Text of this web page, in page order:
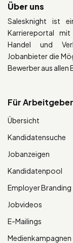
Über uns
Salesknight ist
Karriereportal
Handel und
Jobanbieter die
Bewerber aus allen
Für Arbeitgeber
Übersicht
Kandidatensuche
Jobanzeigen
Kandidatenpool
Employer Branding
Jobvideos
E-Mailings
Medienkampagnen